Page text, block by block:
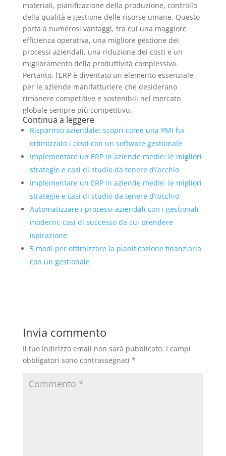
materiali, pianificazione della produzione, controllo
della qualità e gestione delle risorse umane. Questo
porta a numerosi vantaggi, tra cui una maggiore
efficienza operativa, una migliore gestione dei
processi aziendali, una riduzione dei costi e un
miglioramento della produttività complessiva.
Pertanto, l’ERP è diventato un elemento essenziale
per le aziende manifatturiere che desiderano
rimanere competitive e sostenibili nel mercato
globale sempre più competitivo.
Continua a leggere
Risparmio aziendale: scopri come una PMI ha
ottimizzato i costi con un software gestionale
Implementare un ERP in aziende medie: le migliori
strategie e casi di studio da tenere d\’occhio
Implementare un ERP in aziende medie: le migliori
strategie e casi di studio da tenere d\’occhio
Automatizzare i processi aziendali con i gestionali
moderni: casi di successo da cui prendere
ispirazione
5 modi per ottimizzare la pianificazione finanziaria
con un gestionale
Invia commento
Il tuo indirizzo email non sarà pubblicato. I campi
obbligatori sono contrassegnati *